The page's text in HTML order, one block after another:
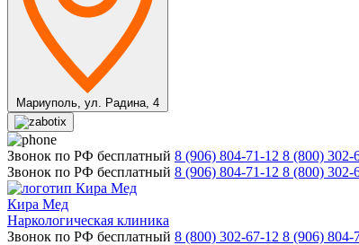
Мариуполь, ул. Радина, 4
Звонок по РФ бесплатный 8 (906) 804-71-12 8 (800) 302-
Звонок по РФ бесплатный 8 (906) 804-71-12 8 (800) 302-
Кира Мед
Наркологическая клиника
Звонок по РФ бесплатный 8 (800) 302-67-12 8 (906) 804-